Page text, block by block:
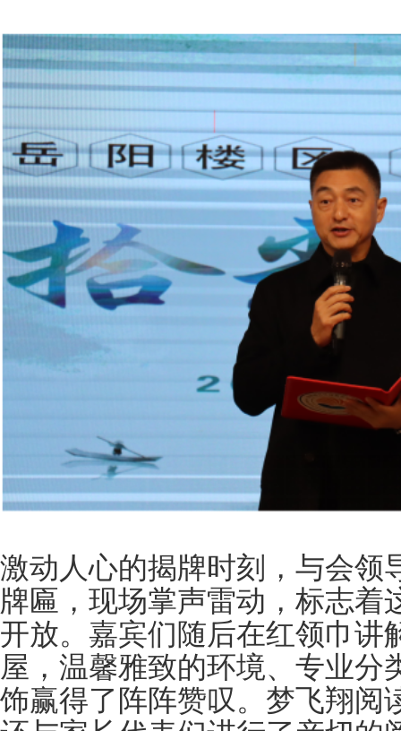
激动人心的揭牌时刻，与会领
牌匾，现场掌声雷动，标志着
开放。嘉宾们随后在红领巾讲
屋，温馨雅致的环境、专业分
饰赢得了阵阵赞叹。梦飞翔阅